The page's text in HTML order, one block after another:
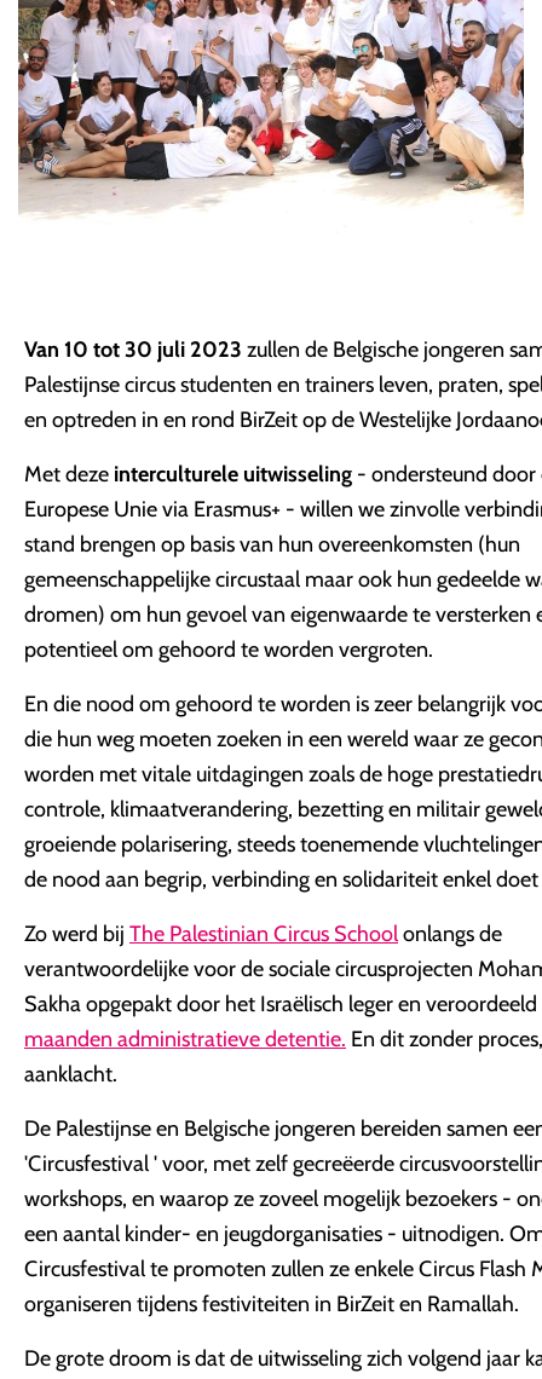
Van 10 tot 30 juli 2023 zullen de Belgische jongeren
Palestijnse circus studenten en trainers leven, praten,
en optreden in en rond BirZeit op de Westelijke
Met deze interculturele uitwisseling - ondersteund door
Europese Unie via Erasmus+ - willen we zinvolle
stand brengen op basis van hun overeenkomsten (hun
gemeenschappelijke circustaal maar ook hun gedeelde
dromen) om hun gevoel van eigenwaarde te versterken
potentieel om gehoord te worden vergroten.
En die nood om gehoord te worden is zeer belangrijk
die hun weg moeten zoeken in een wereld waar ze
worden met vitale uitdagingen zoals de hoge
controle, klimaatverandering, bezetting en militair
groeiende polarisering, steeds toenemende
de nood aan begrip, verbinding en solidariteit enkel
Zo werd bij The Palestinian Circus Schoolonlangs de
verantwoordelijke voor de sociale circusprojecten
Sakha opgepakt door het Israëlisch leger en
maanden administratieve detentie. En dit zonder
aanklacht.
De Palestijnse en Belgische jongeren bereiden samen
'Circusfestival' voor, met zelf gecreëerde
workshops, en waarop ze zoveel mogelijk bezoekers -
een aantal kinder- en jeugdorganisaties - uitnodigen.
Circusfestivalte promoten zullen ze enkele Circus Flash
organiseren tijdens festiviteiten in BirZeiten Ramallah.
De grote droom is dat de uitwisseling zich volgend jaar